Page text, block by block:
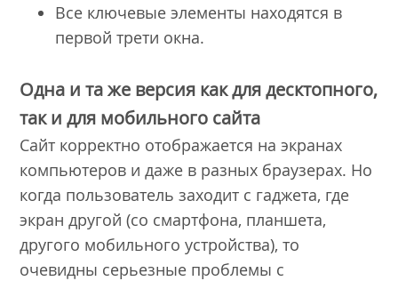
Все ключевые элементы находятся в
первой трети окна.
Одна и та же версия как для десктопного,
так и для мобильного сайта
Сайт корректно отображается на экранах
компьютеров и даже в разных браузерах. Но
когда пользователь заходит с гаджета, где
экран другой (со смартфона, планшета,
другого мобильного устройства), то
очевидны серьезные проблемы с